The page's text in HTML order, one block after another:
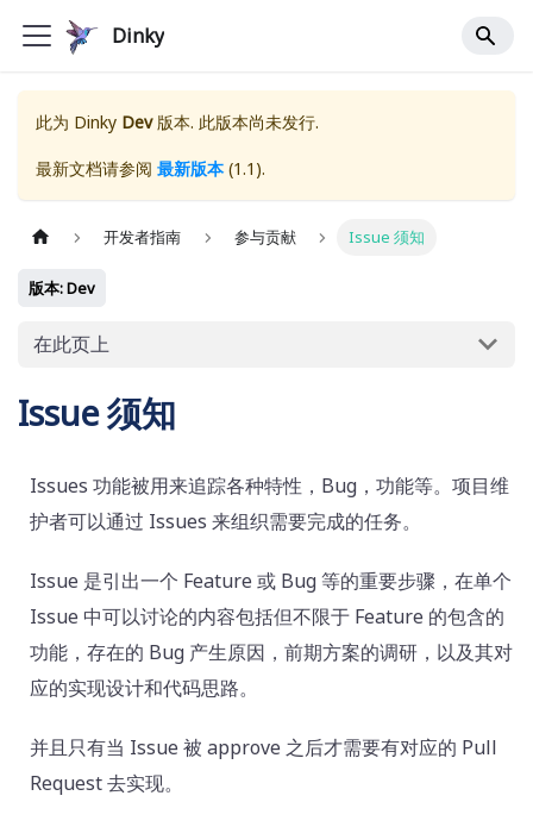
Dinky
此为 Dinky Dev版本. 此版本尚未发行.
最新文档请参阅 最新版本(1.1 ).
开发者指南 参与贡献 Issue 须知
版本: Dev
在此页上
Issue 须知
Issues 功能被用来追踪各种特性，Bug，功能等。项目维
护者可以通过 Issues 来组织需要完成的任务。
Issue 是引出一个 Feature 或 Bug 等的重要步骤，在单个
Issue 中可以讨论的内容包括但不限于 Feature 的包含的
功能，存在的 Bug 产生原因，前期方案的调研，以及其对
应的实现设计和代码思路。
并且只有当 Issue 被 approve 之后才需要有对应的 Pull
Request 去实现。